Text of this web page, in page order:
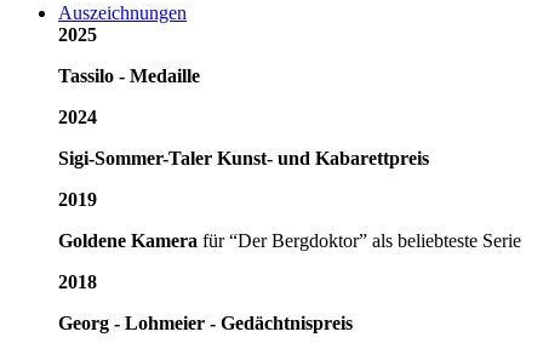
Auszeichnungen
2025
Tassilo - Medaille
2024
Sigi-Sommer-Taler Kunst- und Kabarettpreis
2019
Goldene Kamera für “Der Bergdoktor” als beliebteste Serie
2018
Georg - Lohmeier - Gedächtnispreis